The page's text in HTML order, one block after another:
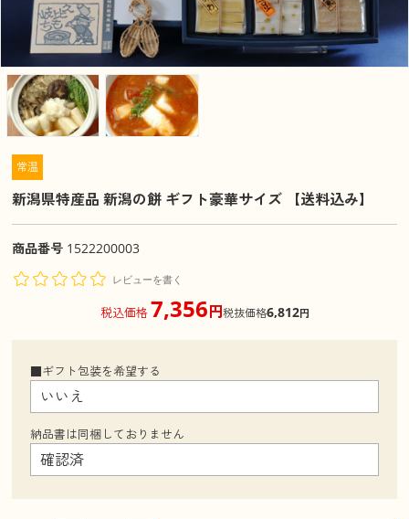
常温
新潟県特産品 新潟の餅 ギフト豪華サイズ 【送料込み】
商品番号 1522200003
レビューを書く
税込価格7,356円税抜価格6,812円
■ギフト包装を希望する
納品書は同梱しておりません